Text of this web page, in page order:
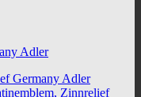
Adler